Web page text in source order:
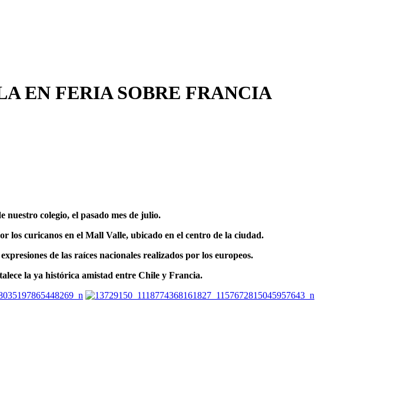
EN FERIA SOBRE FRANCIA
colegio, el pasado mes de julio.
los curicanos en el Mall Valle, ubicado en el centro de la ciudad.
de las raíces nacionales realizados por los europeos.
la ya histórica amistad entre Chile y Francia.